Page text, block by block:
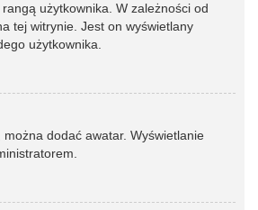
użytkownika. W zależności od
tej witrynie. Jest on wyświetlany
użytkownika.
dodać awatar. Wyświetlanie